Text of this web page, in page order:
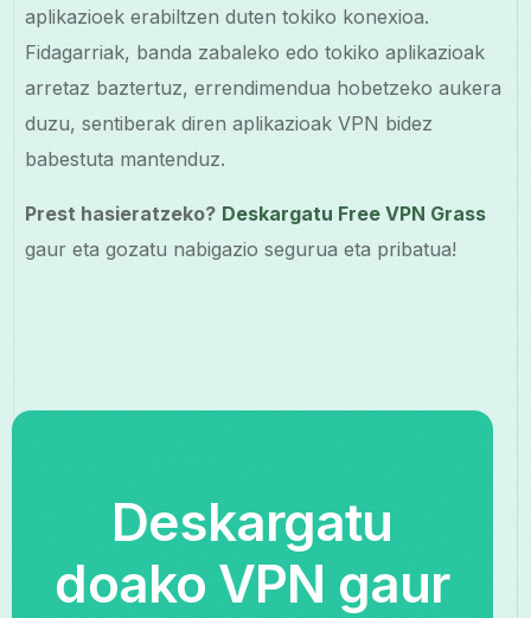
aplikazioek erabiltzen duten tokiko konexioa.
Fidagarriak, banda zabaleko edo tokiko aplikazioak
arretaz baztertuz, errendimendua hobetzeko aukera
duzu, sentiberak diren aplikazioak VPN bidez
babestuta mantenduz.
Prest hasieratzeko? Deskargatu Free VPN Grass
gaur eta gozatu nabigazio segurua eta pribatua!
Deskargatu
doako VPN gaur